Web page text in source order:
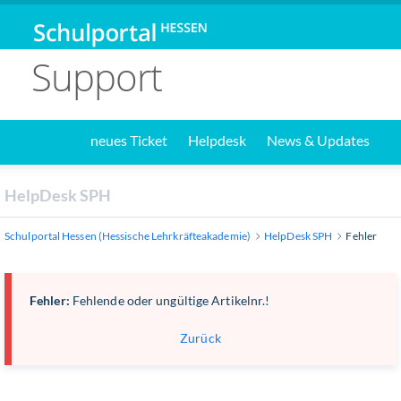
Support
neues Ticket Helpdesk News & Updates
HelpDesk SPH
Schulportal Hessen (Hessische Lehrkräfteakademie) HelpDesk SPH Fehler
Fehler: Fehlende oder ungültige Artikelnr.!
Zurück